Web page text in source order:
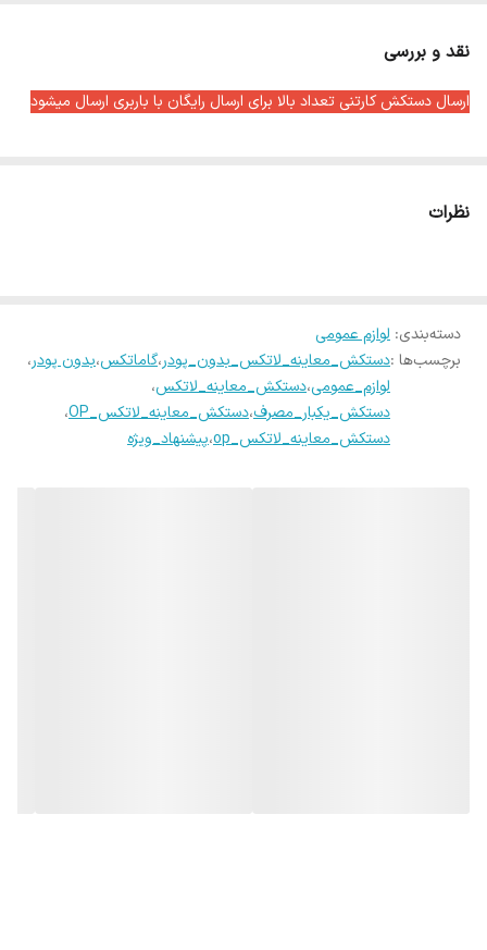
نقد و بررسی
ارسال دستکش کارتنی تعداد بالا برای ارسال رایگان با باربری ارسال میشود
نظرات
دسته‌بندی: لوازم عمومی
برچسب‌ها :دستکش_معاینه_لاتکس_بدون_پودر،گاماتکس،بدون پودر،
لوازم_عمومی،دستکش_معاینه_لاتکس،
دستکش_یکبار_مصرف،دستکش_معاینه_لاتکس_OP
،
دستکش_معاینه_لاتکس_op
،پیشنهاد_ویژه